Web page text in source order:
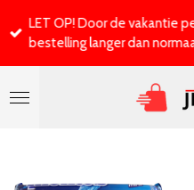
direct
hoofdinhoud
LET OP! Door de vakantie
bestelling langer dan